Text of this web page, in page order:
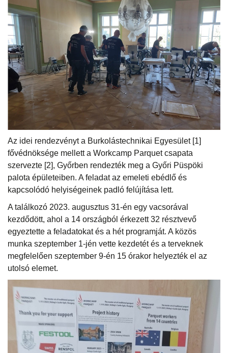
Az idei rendezvényt a Burkolástechnikai Egyesület [1]
fővédnöksége mellett a Workcamp Parquet csapata
szervezte [2], Győrben rendezték meg a Győri Püspöki
palota épületeiben. A feladat az emeleti ebédlő és
kapcsolódó helyiségeinek padló felújítása lett.
A találkozó 2023. augusztus 31-én egy vacsorával
kezdődött, ahol a 14 országból érkezett 32 résztvevő
egyeztette a feladatokat és a hét programját. A közös
munka szeptember 1-jén vette kezdetét és a terveknek
megfelelően szeptember 9-én 15 órakor helyezték el az
utolsó elemet.